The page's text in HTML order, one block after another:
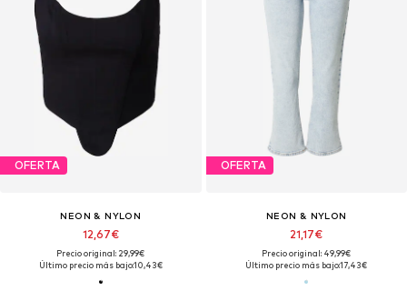
OFERTA
NEON & NYLON
12,67€
Precio original: 29,99€
Último precio más bajo:10,43€
OFERTA
NEON & NYLON
21,17€
Precio original: 49,99€
Último precio más bajo:17,43€